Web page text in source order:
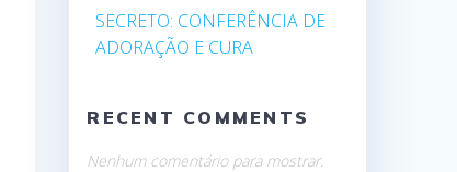
SECRETO: CONFERÊNCIA DE
ADORAÇÃO E CURA
RECENT COMMENTS
Nenhum comentário para mostrar.